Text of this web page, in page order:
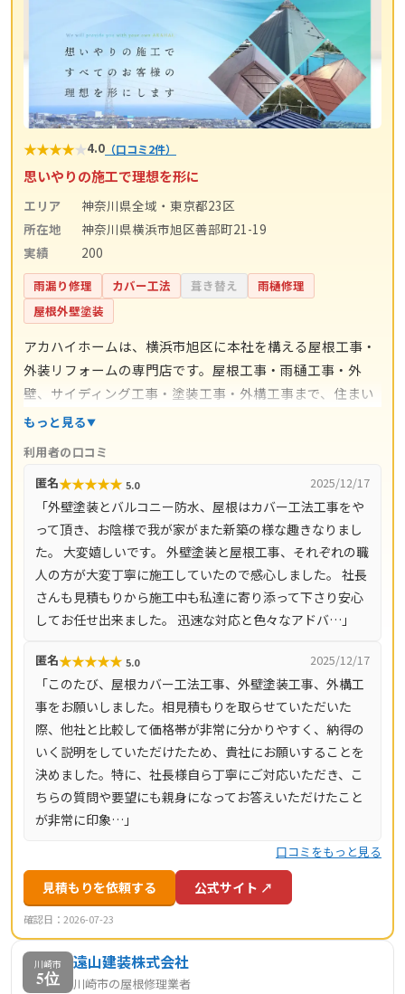
★★★★★4.0 （口コミ2件）
思いやりの施工で理想を形に
エリア
神奈川県全域・東京都23区
所在地
神奈川県横浜市旭区善部町21-19
実績
200
雨漏り修理 カバー工法 葺き替え
雨樋修理
屋根外壁塗装
アカハイホームは、横浜市旭区に本社を構える屋根工事・
外装リフォームの専門店です。屋根工事・雨樋工事・外
壁、サイディング工事・塗装工事・外構工事まで、住まい
の外まわり全般をワンストップで手掛けています。施工は
ない体制で品質を守っているのが特徴。対人・対物賠償責
任保険（AIG損保の工事保険）に加入しており、万一の備
えも明確です。無料点検・無料ヒアリング・無料お見積も
りに対応し、営業時間は9時〜18時（不定休）。横浜市・
川崎市・相模原市をはじめ神奈川県全域（33市町村）と東
京都23区で対応しています。
もっと見る
利用者の口コミ
匿名★★★★★ 5.0 2025/12/17
「外壁塗装とバルコニー防水、屋根はカバー工法工事をや
って頂き、お陰様で我が家がまた新築の様な趣きなりまし
た。 大変嬉しいです。 外壁塗装と屋根工事、それぞれの職
人の方が大変丁寧に施工していたので感心しました。 社長
さんも見積もりから施工中も私達に寄り添って下さり安心
してお任せ出来ました。 迅速な対応と色々なアドバ…」
匿名★★★★★ 5.0 2025/12/17
「このたび、屋根カバー工法工事、外壁塗装工事、外構工
事をお願いしました。相見積もりを取らせていただいた
際、他社と比較して価格帯が非常に分かりやすく、納得の
いく説明をしていただけたため、貴社にお願いすることを
決めました。特に、社長様自ら丁寧にご対応いただき、こ
ちらの質問や要望にも親身になってお答えいただけたこと
が非常に印象…」
口コミをもっと見る
見積もりを依頼する 公式サイト ↗
確認日：2026-07-23
川崎市
5位
遠山建装株式会社
川崎市の屋根修理業者